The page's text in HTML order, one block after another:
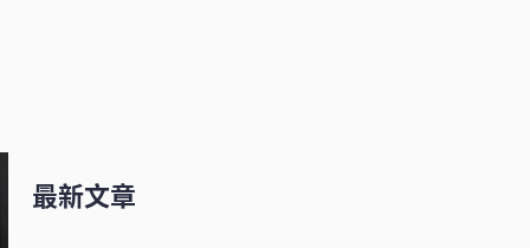
最新文章